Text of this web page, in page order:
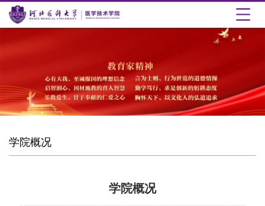
学院概况
学院概况